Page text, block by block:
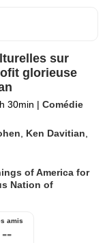
sur
glorieuse
30min | Comédie
Ken Davitian
of America for
Nation of
amis
--